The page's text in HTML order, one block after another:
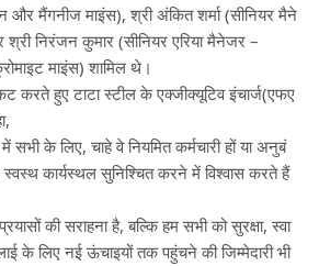
और मैंगनीज माइंस), श्री अंकित शर्मा (सीनियर मैने
निरंजन कुमार (सीनियर एरिया मैनेजर –
माइंस) शामिल थे।
करते हुए टाटा स्टील के एक्जीक्यूटिव इंचार्ज(एफए
के लिए, चाहे वे नियमित कर्मचारी हों या अनुबं
स्वस्थ कार्यस्थल सुनिश्चित करने में विश्वास करते हैं
की सराहना है, बल्कि हम सभी को सुरक्षा, स्वा
के लिए नई ऊंचाइयों तक पहुंचने की जिम्मेदारी भी